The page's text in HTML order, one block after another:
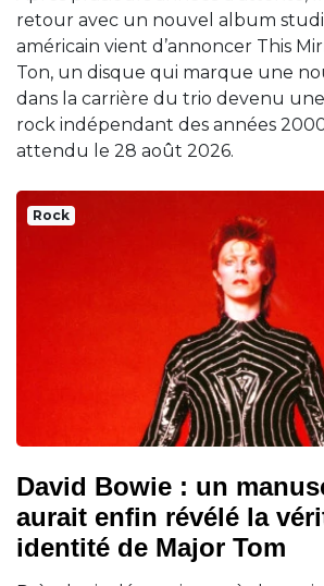
retour avec un nouvel album
américain vient d’annoncer This
Ton, un disque qui marque une
dans la carrière du trio devenu
rock indépendant des années
attendu le 28 août 2026.
Rock
David Bowie : un
aurait enfin révélé la
identité de Major Tom